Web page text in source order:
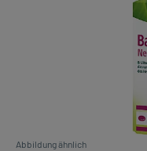
Abbildung ähnlich